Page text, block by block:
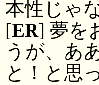
本性じゃ
[ER] 夢を
うが、あ
と！と思